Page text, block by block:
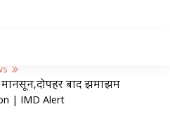
बाद झमाझम
| IMD Alert